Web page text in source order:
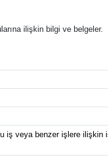
ilişkin bilgi ve belgeler.
iş veya benzer işlere ilişkin